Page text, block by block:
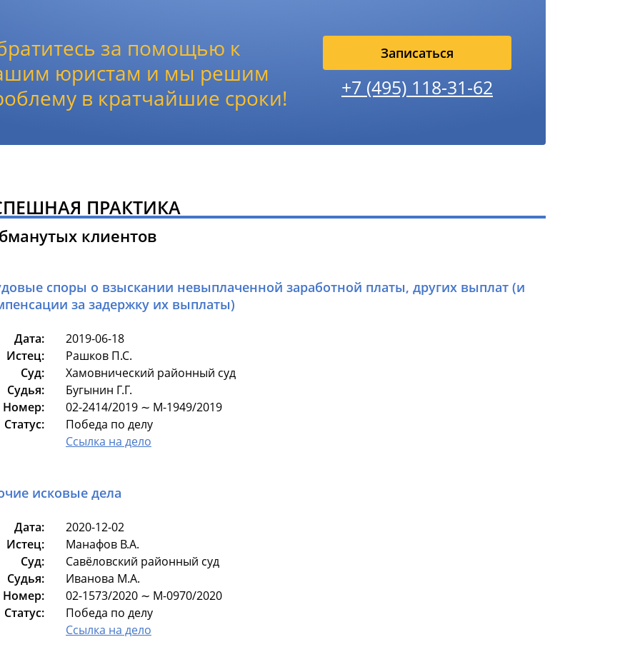
за помощью к
юристам и мы решим
в кратчайшие сроки!
Записаться
+7 (495) 118-31-62
ПРАКТИКА
клиентов
споры о взыскании невыплаченной заработной платы, других выплат (и
за задержку их выплаты)
Дата:
2019-06-18
Истец:
Рашков П.С.
Суд:
Хамовнический районный суд
Судья:
Бугынин Г.Г.
Номер:
02-2414/2019 ∼ М-1949/2019
Статус:
Победа по делу
Ссылка на дело
исковые дела
Дата:
2020-12-02
Истец:
Манафов В.А.
Суд:
Савёловский районный суд
Судья:
Иванова М.А.
Номер:
02-1573/2020 ∼ М-0970/2020
Статус:
Победа по делу
Ссылка на дело